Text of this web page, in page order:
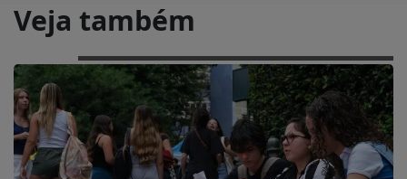
Veja também